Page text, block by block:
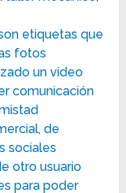
etiquetas que
fotos
un video
comunicación
de
sociales
otro usuario
para poder